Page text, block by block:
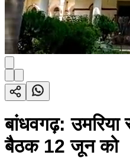
बांधवगढ़:
बैठक 12 जून को